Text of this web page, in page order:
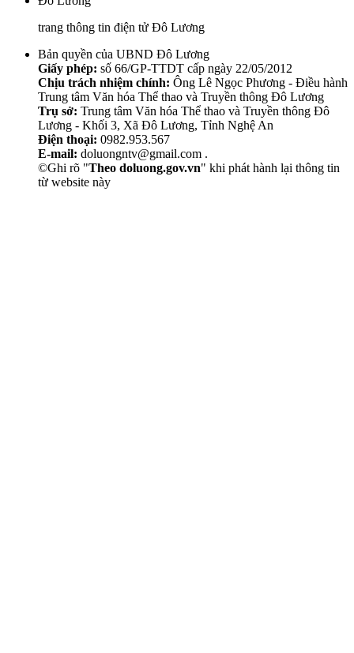
trang thông tin điện tử Đô Lương
Bản quyền của UBND Đô Lương
Giấy phép: số 66/GP-TTDT cấp ngày 22/05/2012
Chịu trách nhiệm chính: Ông Lê Ngọc Phương - Điều hành
Trung tâm Văn hóa Thể thao và Truyền thông Đô Lương
Trụ sở: Trung tâm Văn hóa Thể thao và Truyền thông Đô
Lương - Khối 3, Xã Đô Lương, Tỉnh Nghệ An
Điện thoại: 0982.953.567
E-mail: doluongntv@gmail.com .
©Ghi rõ "Theo doluong.gov.vn" khi phát hành lại thông tin
từ website này